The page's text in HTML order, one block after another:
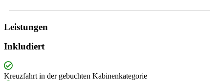
Leistungen
Inkludiert
Kreuzfahrt in der gebuchten Kabinenkategorie